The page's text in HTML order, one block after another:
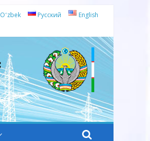
Oʻzbek Русский English